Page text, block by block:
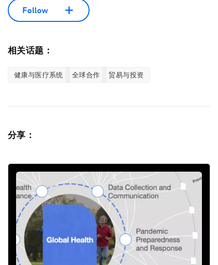
Follow
相关话题：
健康与医疗系统 全球合作 贸易与投资
分享：